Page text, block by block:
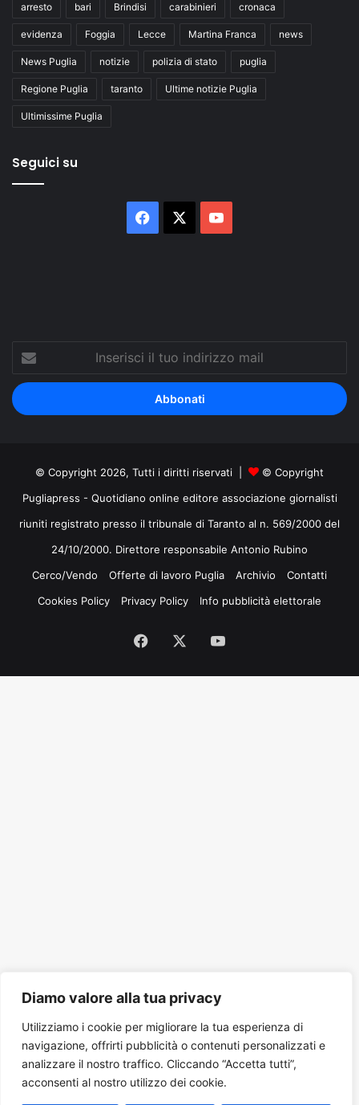
Diamo valore alla tua privacy
Utilizziamo i cookie per migliorare la tua esperienza di
navigazione, offrirti pubblicità o contenuti personalizzati e
analizzare il nostro traffico. Cliccando “Accetta tutti”,
acconsenti al nostro utilizzo dei cookie.
arresto bari Brindisi carabinieri cronaca
evidenza Foggia Lecce Martina Franca news
News Puglia notizie polizia di stato puglia
Regione Puglia taranto Ultime notizie Puglia
Ultimissime Puglia
Seguici su
Facebook
Inserisci
tuo
indirizzo
mail
© Copyright 2026, Tutti i diritti riservati |
© Copyright
Pugliapress - Quotidiano online editore associazione giornalisti
riuniti registrato presso il tribunale di Taranto al n. 569/2000 del
24/10/2000. Direttore responsabile Antonio Rubino
Cerco/Vendo
Offerte di lavoro Puglia Archivio
Contatti
Cookies Policy
Privacy Policy Info pubblicità elettorale
Facebook
Tube